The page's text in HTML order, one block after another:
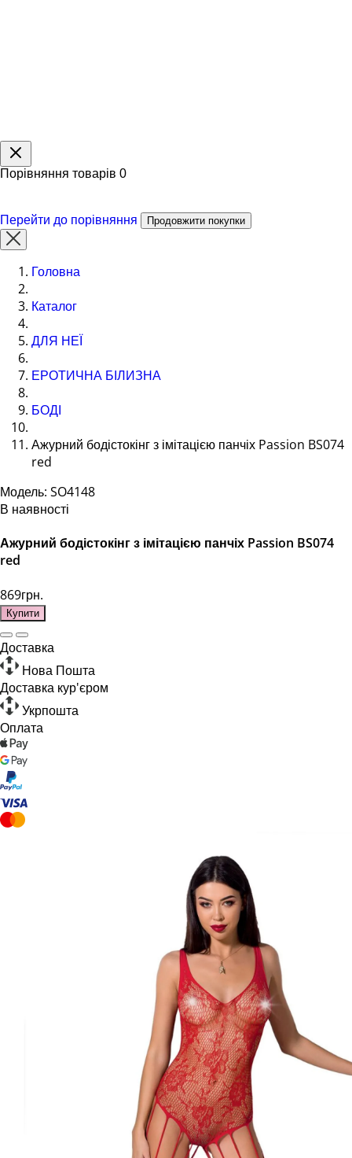
Порівняння товарів 0
Перейти до порівняння Продовжити покупки
Головна
Каталог
ДЛЯ НЕЇ
ЕРОТИЧНА БІЛИЗНА
БОДІ
Ажурний бодістокінг з імітацією панчіх Passion BS074
red
Модель: SO4148
В наявності
Ажурний бодістокінг з імітацією панчіх Passion BS074
red
869грн.
Купити
Доставка
Нова Пошта
Доставка кур'єром
Укрпошта
Оплата